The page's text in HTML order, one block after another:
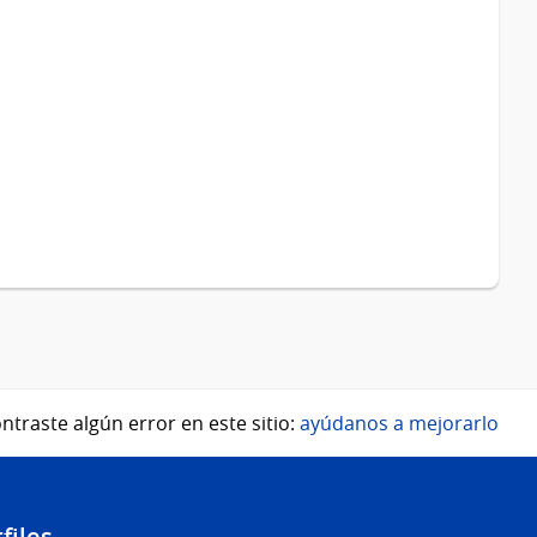
algún error en este sitio: ayúdanos a mejorarlo